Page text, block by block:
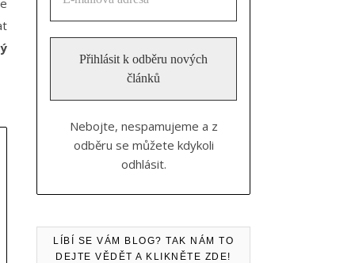
Nebojte, nespamujeme a z
odběru se můžete kdykoli
odhlásit.
LÍBÍ SE VÁM BLOG? TAK NÁM TO
DEJTE VĚDĚT A KLIKNĚTE ZDE!